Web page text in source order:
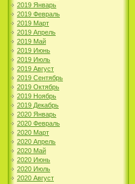
2019 Январь
2019 Февраль
2019 Март
2019 Апрель
2019 Май
2019 Июнь
2019 Июль
2019 Август
2019 Сентябрь
2019 Октябрь
2019 Ноябрь
2019 Декабрь
2020 Январь
2020 Февраль
2020 Март
2020 Апрель
2020 Май
2020 Июнь
2020 Июль
2020 Август